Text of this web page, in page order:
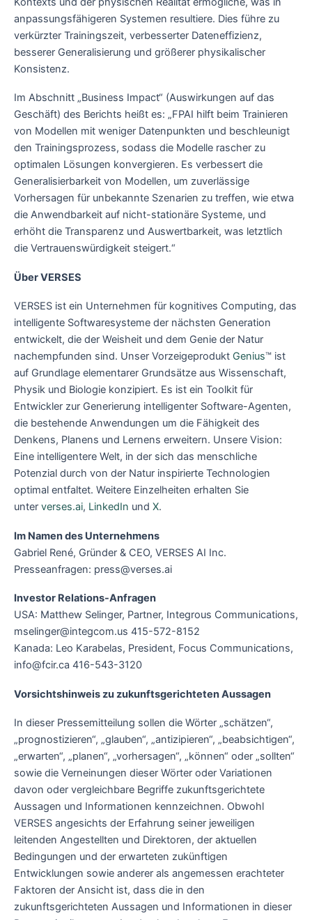
anpassungsfähigeren Systemen resultiere. Dies führe zu
verkürzter Trainingszeit, verbesserter Dateneffizienz,
besserer Generalisierung und größerer physikalischer
Konsistenz.
Im Abschnitt „Business Impact“ (Auswirkungen auf das
Geschäft) des Berichts heißt es: „FPAI hilft beim Trainieren
von Modellen mit weniger Datenpunkten und beschleunigt
den Trainingsprozess, sodass die Modelle rascher zu
optimalen Lösungen konvergieren. Es verbessert die
Generalisierbarkeit von Modellen, um zuverlässige
Vorhersagen für unbekannte Szenarien zu treffen, wie etwa
die Anwendbarkeit auf nicht-stationäre Systeme, und
erhöht die Transparenz und Auswertbarkeit, was letztlich
die Vertrauenswürdigkeit steigert.“
Über VERSES
VERSES ist ein Unternehmen für kognitives Computing, das
intelligente Softwaresysteme der nächsten Generation
entwickelt, die der Weisheit und dem Genie der Natur
nachempfunden sind. Unser Vorzeigeprodukt Genius™ ist
auf Grundlage elementarer Grundsätze aus Wissenschaft,
Physik und Biologie konzipiert. Es ist ein Toolkit für
Entwickler zur Generierung intelligenter Software-Agenten,
die bestehende Anwendungen um die Fähigkeit des
Denkens, Planens und Lernens erweitern. Unsere Vision:
Eine intelligentere Welt, in der sich das menschliche
Potenzial durch von der Natur inspirierte Technologien
optimal entfaltet. Weitere Einzelheiten erhalten Sie
unter verses.ai, LinkedIn und X.
Im Namen des Unternehmens
Gabriel René, Gründer & CEO, VERSES AI Inc.
Presseanfragen: press@verses.ai
Investor Relations-Anfragen
USA: Matthew Selinger, Partner, Integrous Communications,
mselinger@integcom.us 415-572-8152
Kanada: Leo Karabelas, President, Focus Communications,
info@fcir.ca 416-543-3120
Vorsichtshinweis zu zukunftsgerichteten Aussagen
In dieser Pressemitteilung sollen die Wörter „schätzen“,
„prognostizieren“, „glauben“, „antizipieren“, „beabsichtigen“,
„erwarten“, „planen“, „vorhersagen“, „können“ oder „sollten“
sowie die Verneinungen dieser Wörter oder Variationen
davon oder vergleichbare Begriffe zukunftsgerichtete
Aussagen und Informationen kennzeichnen. Obwohl
VERSES angesichts der Erfahrung seiner jeweiligen
leitenden Angestellten und Direktoren, der aktuellen
Bedingungen und der erwarteten zukünftigen
Entwicklungen sowie anderer als angemessen erachteter
Faktoren der Ansicht ist, dass die in den
zukunftsgerichteten Aussagen und Informationen in dieser